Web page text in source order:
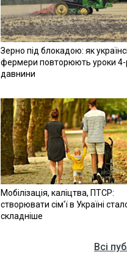
Зерно під блокадою: як
фермери повторюють уроки 4-
давнини
Мобілізація, каліцтва, ПТСР:
створювати сім'ї в Україні
складніше
Всі